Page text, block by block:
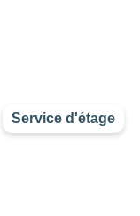
Service d'étage